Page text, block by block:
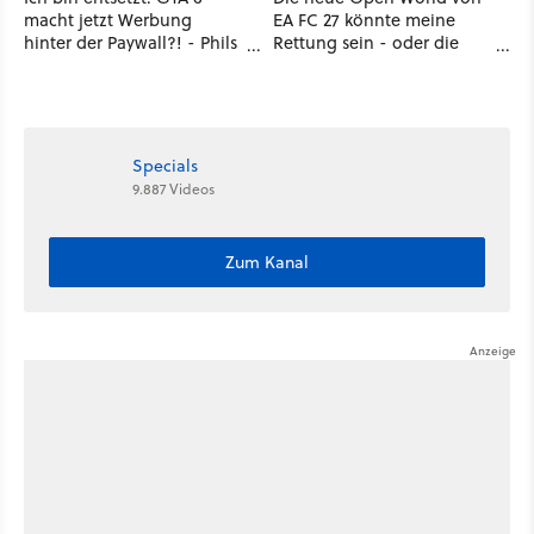
macht jetzt Werbung
hinter der Paywall?! - Phils
EA FC 27 könnte meine
Rettung sein - oder die
Specials
9.887 Videos
Zum Kanal